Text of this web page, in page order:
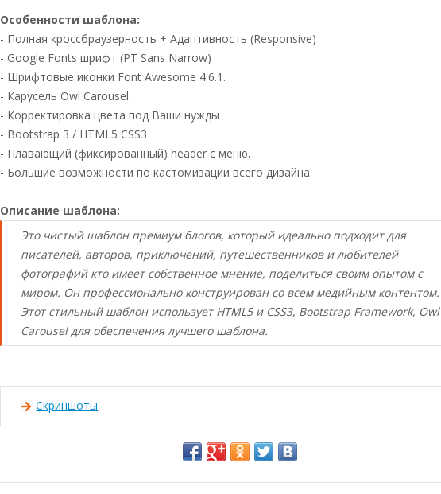
Особенности шаблона:
- Полная кроссбраузерность + Адаптивность (Responsive)
- Google Fonts шрифт (PT Sans Narrow)
- Шрифтовые иконки Font Awesome 4.6.1.
- Карусель Owl Carousel.
- Корректировка цвета под Ваши нужды
- Bootstrap 3 / HTML5 CSS3
- Плавающий (фиксированный) header с меню.
- Большие возможности по кастомизации всего дизайна.
Описание шаблона:
Это чистый шаблон премиум блогов, который идеально подходит для
писателей, авторов, приключений, путешественников и любителей
фотографий кто имеет собственное мнение, поделиться своим опытом с
миром. Он профессионально конструирован со всем медийным контентом.
Этот стильный шаблон использует HTML5 и CSS3, Bootstrap Framework, Owl
Carousel для обеспечения лучшего шаблона.
Скриншоты